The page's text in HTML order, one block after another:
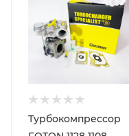
Турбокомпрессор